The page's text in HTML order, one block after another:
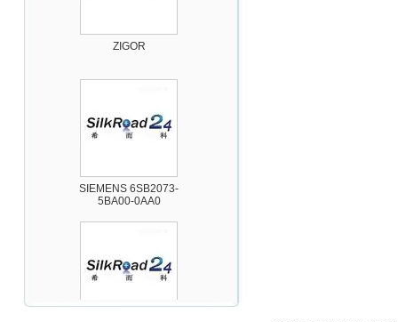
ZIGOR
SIEMENS 6SB2073-
5BA00-0AA0